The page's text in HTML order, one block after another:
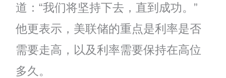
道：“我们将坚持下去，直到成功。”
他更表示，美联储的重点是利率是否
需要走高，以及利率需要保持在高位
多久。